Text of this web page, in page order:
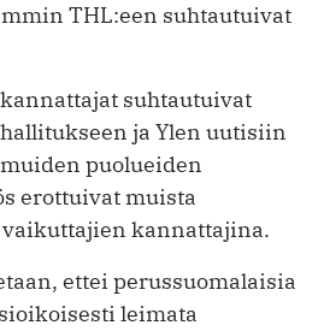
THL:een suhtautuivat
suhtautuivat
ja Ylen uutisiin
puolueiden
erottuivat muista
kannattajina.
ettei perussuomalaisia
leimata